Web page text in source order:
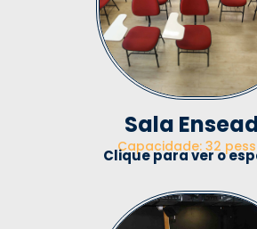
Sala
Capacidade: 32
Clique para ver o